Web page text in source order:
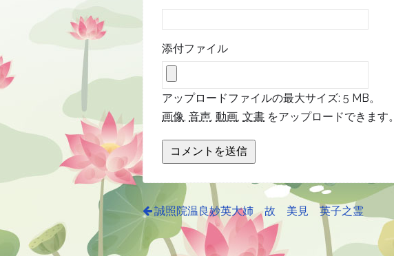
添付ファイル
アップロードファイルの最大サイズ: 5 MB。
画像 ,音声 ,動画 ,文書 をアップロードできます。
誠照院温良妙英大姉 故 美見 英子之霊